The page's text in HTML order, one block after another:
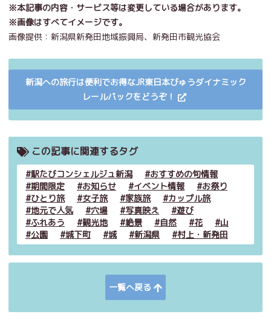
※本記事の内容・サービス等は変更している場合があります。
※画像はすべてイメージです。
画像提供：新潟県新発田地域振興局、新発田市観光協会
新潟への旅行は便利でお得なJR東日本びゅうダイナミック
レールパックをどうぞ！
この記事に関連するタグ
駅たびコンシェルジュ新潟
おすすめの旬情報
期間限定
お知らせ イベント情報
お祭り
ひとり旅
女子旅 家族旅
カップル旅
地元で人気
穴場 写真映え
遊び
ふれあう
観光地 絶景 自然 花
山
公園
城下町 城 新潟県 村上・新発田
一覧へ戻る